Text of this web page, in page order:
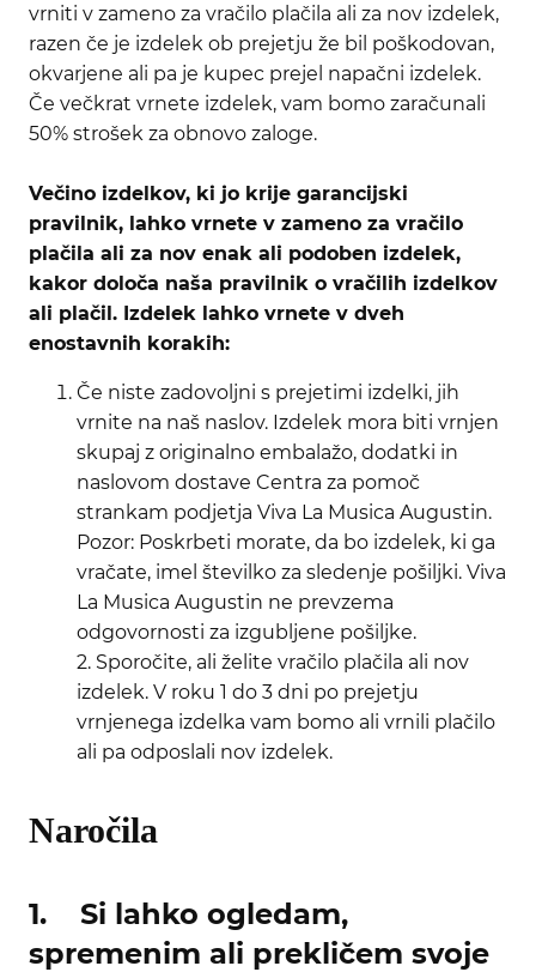
vrniti v zameno za vračilo plačila ali za nov izdelek,
razen če je izdelek ob prejetju že bil poškodovan,
okvarjene ali pa je kupec prejel napačni izdelek.
Če večkrat vrnete izdelek, vam bomo zaračunali
50% strošek za obnovo zaloge.
Večino izdelkov, ki jo krije garancijski
pravilnik, lahko vrnete v zameno za vračilo
plačila ali za nov enak ali podoben izdelek,
kakor določa naša pravilnik o vračilih izdelkov
ali plačil. Izdelek lahko vrnete v dveh
enostavnih korakih:
Če niste zadovoljni s prejetimi izdelki, jih
vrnite na naš naslov. Izdelek mora biti vrnjen
skupaj z originalno embalažo, dodatki in
naslovom dostave Centra za pomoč
strankam podjetja Viva La Musica Augustin.
Pozor: Poskrbeti morate, da bo izdelek, ki ga
vračate, imel številko za sledenje pošiljki. Viva
La Musica Augustin ne prevzema
odgovornosti za izgubljene pošiljke.
2. Sporočite, ali želite vračilo plačila ali nov
izdelek. V roku 1 do 3 dni po prejetju
vrnjenega izdelka vam bomo ali vrnili plačilo
ali pa odposlali nov izdelek.
Naročila
1. Si lahko ogledam,
spremenim ali prekličem svoje